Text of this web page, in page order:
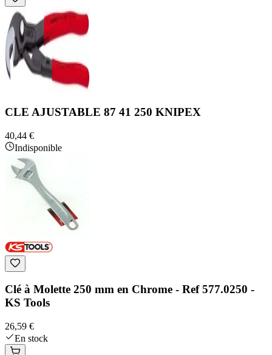
CLE AJUSTABLE 87 41 250 KNIPEX
40,44 €
Indisponible
Clé à Molette 250 mm en Chrome - Ref 577.0250 -
KS Tools
26,59 €
En stock